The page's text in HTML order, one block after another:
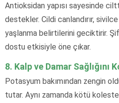
Antioksidan yapısı sayesinde
destekler. Cildi canlandırır,
yaşlanma belirtilerini geciktirir.
dostu etkisiyle öne çıkar.
8. Kalp ve Damar Sağlığını
Potasyum bakımından zengin
tutar. Aynı zamanda kötü